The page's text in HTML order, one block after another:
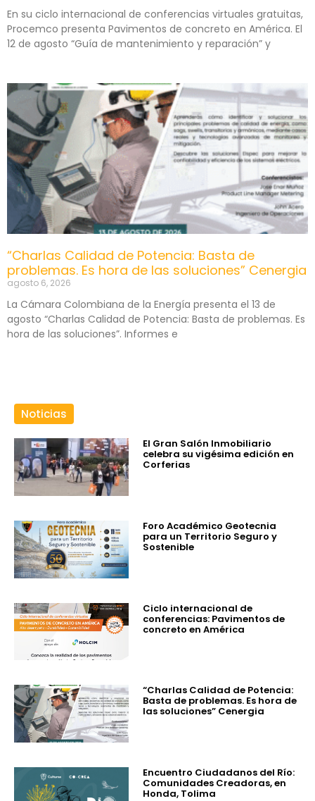
En su ciclo internacional de conferencias virtuales gratuitas,
Procemco presenta Pavimentos de concreto en América. El
12 de agosto “Guía de mantenimiento y reparación” y
“Charlas Calidad de Potencia: Basta de
problemas. Es hora de las soluciones” Cenergia
agosto 6, 2026
La Cámara Colombiana de la Energía presenta el 13 de
agosto “Charlas Calidad de Potencia: Basta de problemas. Es
hora de las soluciones”. Informes e
Noticias
El Gran Salón Inmobiliario
celebra su vigésima edición en
Corferias
Foro Académico Geotecnia
para un Territorio Seguro y
Sostenible
Ciclo internacional de
conferencias: Pavimentos de
concreto en América
“Charlas Calidad de Potencia:
Basta de problemas. Es hora de
las soluciones” Cenergia
Encuentro Ciudadanos del Río:
Comunidades Creadoras, en
Honda, Tolima